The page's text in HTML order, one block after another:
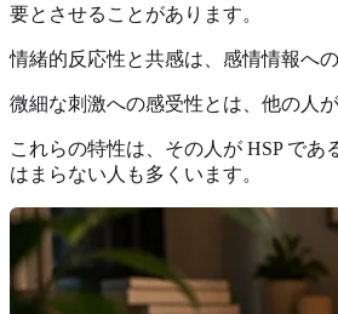
要とさせることがあります。
情緒的反応性と共感は、感情情報へ
微細な刺激への感受性とは、他の人
これらの特性は、その人が HSP で
はまらない人も多くいます。